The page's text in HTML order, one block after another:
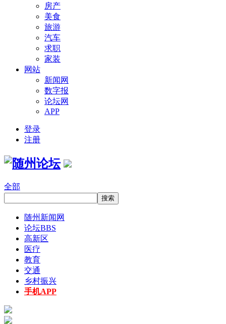
房产
美食
旅游
汽车
求职
家装
网站
新闻网
数字报
论坛网
APP
登录
注册
全部
随州新闻网
论坛BBS
高新区
医疗
教育
交通
乡村振兴
手机APP